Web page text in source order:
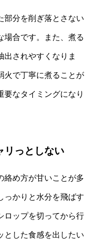
部分を削ぎ落とさない
場合です。また、煮る
出されやすくなりま
火で丁寧に煮ることが
要なタイミングになり
リっとしない
絡め方が甘いことが多
っかりと水分を飛ばす
ロップを切ってから行
とした食感を出したい